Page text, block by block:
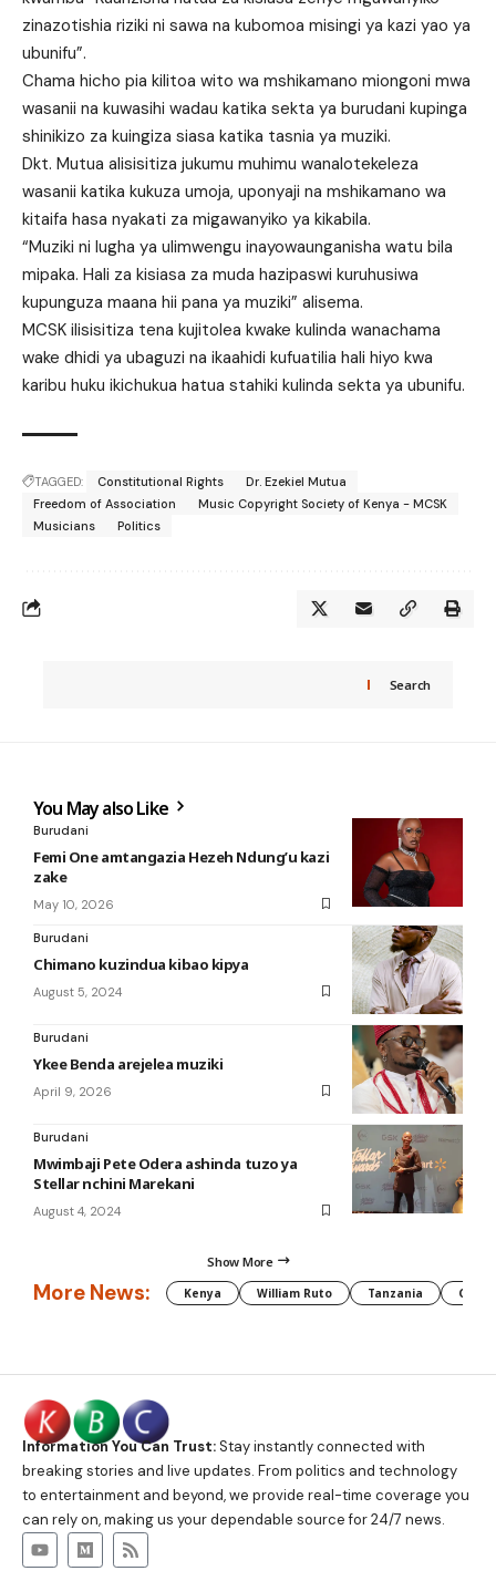
zinazotishia riziki ni sawa na kubomoa misingi ya kazi yao ya
ubunifu”.
Chama hicho pia kilitoa wito wa mshikamano miongoni mwa
wasanii na kuwasihi wadau katika sekta ya burudani kupinga
shinikizo za kuingiza siasa katika tasnia ya muziki.
Dkt. Mutua alisisitiza jukumu muhimu wanalotekeleza
wasanii katika kukuza umoja, uponyaji na mshikamano wa
kitaifa hasa nyakati za migawanyiko ya kikabila.
“Muziki ni lugha ya ulimwengu inayowaunganisha watu bila
mipaka. Hali za kisiasa za muda hazipaswi kuruhusiwa
kupunguza maana hii pana ya muziki” alisema.
MCSK ilisisitiza tena kujitolea kwake kulinda wanachama
wake dhidi ya ubaguzi na ikaahidi kufuatilia hali hiyo kwa
karibu huku ikichukua hatua stahiki kulinda sekta ya ubunifu.
TAGGED: Constitutional Rights
Dr. Ezekiel Mutua
Freedom of Association
Music Copyright Society of Kenya - MCSK
Musicians
Politics
Search
You May also Like
Burudani
Femi One amtangazia Hezeh Ndung’u kazi
zake
May 10, 2026
Burudani
Chimano kuzindua kibao kipya
August 5, 2024
Burudani
Ykee Benda arejelea muziki
April 9, 2026
Burudani
Mwimbaji Pete Odera ashinda tuzo ya
Stellar nchini Marekani
August 4, 2024
Show More
More News: Kenya William Ruto Tanzania CAF
Information You Can Trust:Stay instantly connected with
breaking stories and live updates. From politics and technology
to entertainment and beyond, we provide real-time coverage you
can rely on, making us your dependable source for 24/7 news.